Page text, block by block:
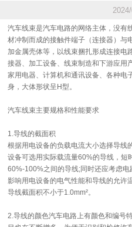
汽车线束是汽车电路的网络主体，没有
材冲制而成的接触件端子（连接器）与
加金属壳体等，以线束捆扎形成连接电
接器、加工设备、线束制造和下游应用
家用电器、计算机和通讯设备、各种电
身，大体形状呈H型。
汽车线束主要规格和性能要求
1.导线的截面积
根据用电设备的负载电流大小选择导线
设备可选用实际载流量60%的导线，短
60%-100%之间的导线;同时还应考虑
影响用电设备的电气性能和导线的允许
导线截面积不小于1.0mm²。
2.导线的颜色汽车电路上有颜色和编号